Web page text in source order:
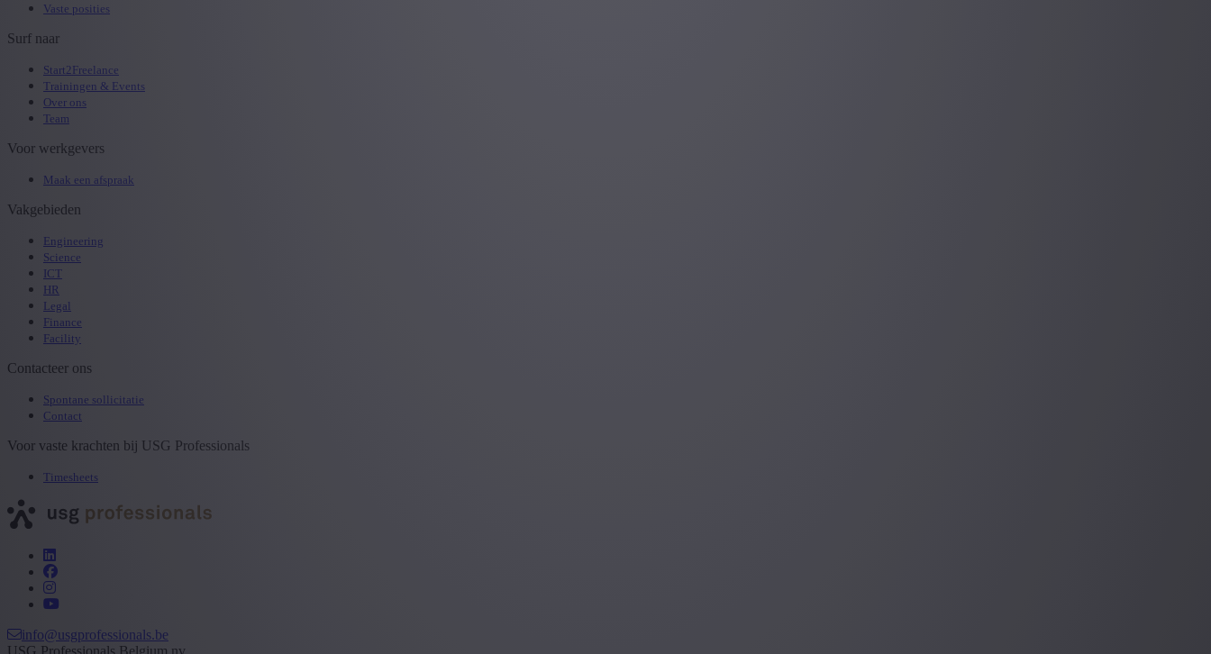
Vaste posities
Surf naar
Start2Freelance
Trainingen & Events
Over ons
Team
Voor werkgevers
Maak een afspraak
Vakgebieden
Engineering
Science
ICT
HR
Legal
Finance
Facility
Contacteer ons
Spontane sollicitatie
Contact
Voor vaste krachten bij USG Professionals
Timesheets
info@usgprofessionals.be
USG Professionals Belgium nv